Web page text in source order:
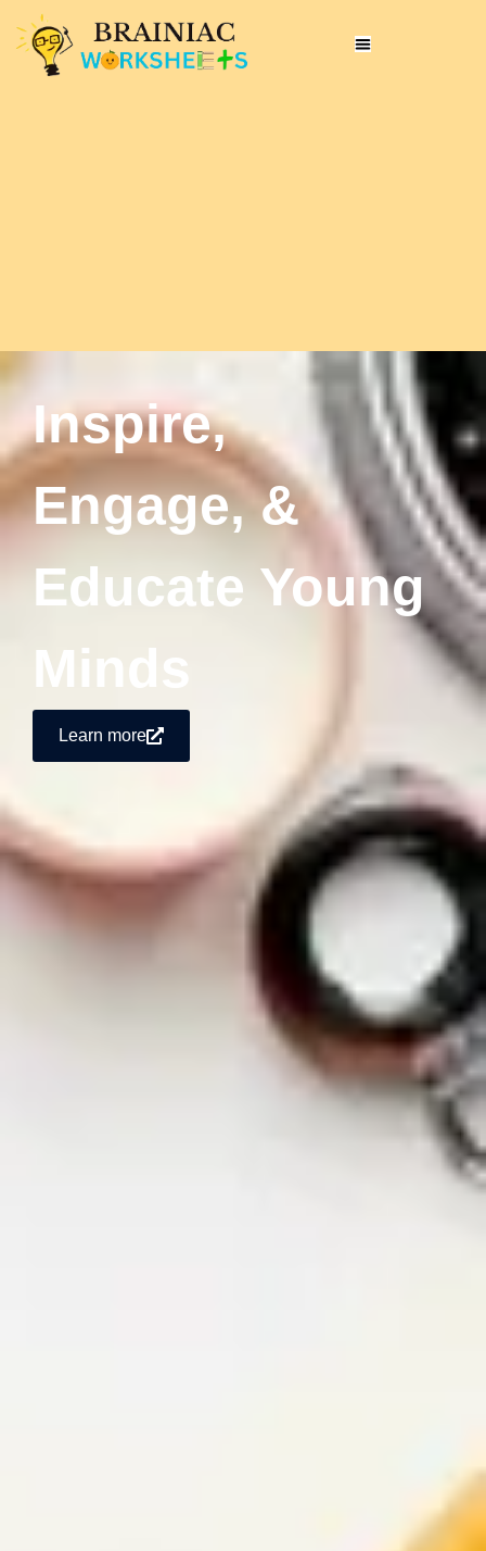
Inspire,
Engage, &
Educate Young
Minds
Learn more